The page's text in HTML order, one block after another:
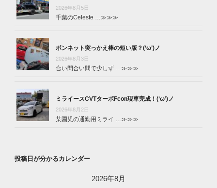
2026年8月5日
千葉のCeleste … ≫≫≫
ボンネット突っかえ棒の短い版？(‘ω’)ノ
2026年8月3日
合い間合い間で少しず … ≫≫≫
ミライースCVTターボFcon現車完成！(‘ω’)ノ
2026年8月2日
某園児の通勤用ミライ … ≫≫≫
投稿日が分かるカレンダー
2026年8月